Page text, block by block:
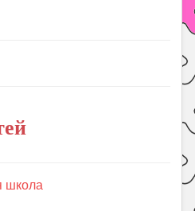
школа